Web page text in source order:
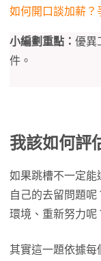
如何開口談加薪？
小編劃重點： 優異
件。
我該如何評
如果跳槽不一定能
自己的去留問題
環境、重新努力呢
其實這一題依據每